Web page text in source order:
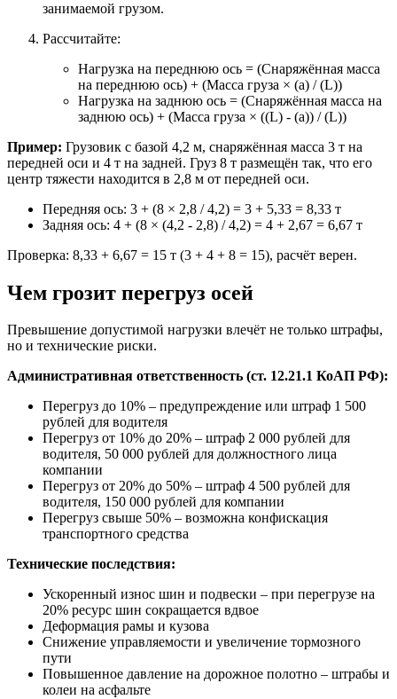
занимаемой грузом.
Рассчитайте:
Нагрузка на переднюю ось = (Снаряжённая масса
на переднюю ось) + (Масса груза × (a) / (L))
Нагрузка на заднюю ось = (Снаряжённая масса на
заднюю ось) + (Масса груза × ((L) - (a)) / (L))
Пример: Грузовик с базой 4,2 м, снаряжённая масса 3 т на
передней оси и 4 т на задней. Груз 8 т размещён так, что его
центр тяжести находится в 2,8 м от передней оси.
Передняя ось: 3 + (8 × 2,8 / 4,2) = 3 + 5,33 = 8,33 т
Задняя ось: 4 + (8 × (4,2 - 2,8) / 4,2) = 4 + 2,67 = 6,67 т
Проверка: 8,33 + 6,67 = 15 т (3 + 4 + 8 = 15), расчёт верен.
Чем грозит перегруз осей
Превышение допустимой нагрузки влечёт не только штрафы,
но и технические риски.
Административная ответственность (ст. 12.21.1 КоАП РФ):
Перегруз до 10% – предупреждение или штраф 1 500
рублей для водителя
Перегруз от 10% до 20% – штраф 2 000 рублей для
водителя, 50 000 рублей для должностного лица
компании
Перегруз от 20% до 50% – штраф 4 500 рублей для
водителя, 150 000 рублей для компании
Перегруз свыше 50% – возможна конфискация
транспортного средства
Технические последствия:
Ускоренный износ шин и подвески – при перегрузе на
20% ресурс шин сокращается вдвое
Деформация рамы и кузова
Снижение управляемости и увеличение тормозного
пути
Повышенное давление на дорожное полотно – штрабы и
колеи на асфальте